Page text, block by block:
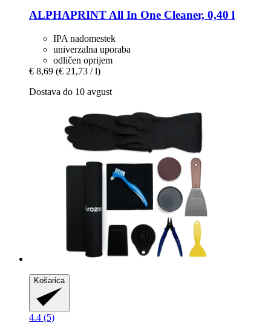
ALPHAPRINT All In One Cleaner, 0,40 l
IPA nadomestek
univerzalna uporaba
odličen oprijem
€ 8,69 (€ 21,73 / l)
Dostava do 10 avgust
Košarica
4.4 (5)